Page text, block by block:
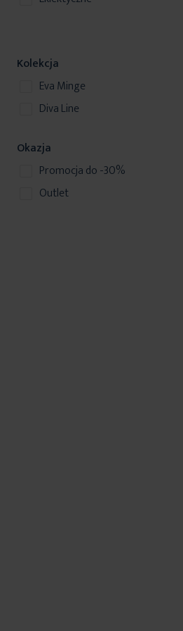
Kolekcja
Eva Minge
Diva Line
Okazja
Promocja do -30%
Outlet